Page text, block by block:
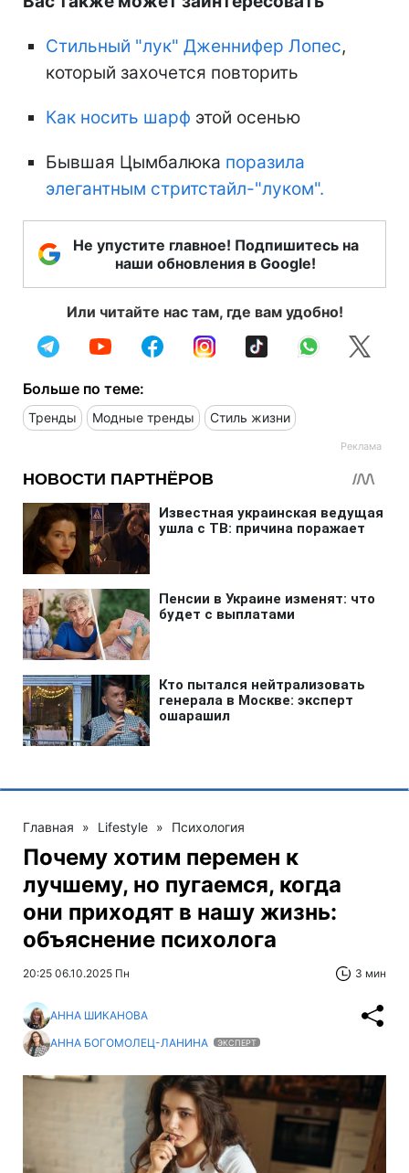
Стильный "лук" Дженнифер Лопес,
который захочется повторить
Как носить шарф этой осенью
Бывшая Цымбалюка поразила
элегантным стритстайл-"луком".
Не упустите главное! Подпишитесь на
наши обновления в Google!
Или читайте нас там, где вам удобно!
Больше по теме:
Тренды Модные тренды Стиль жизни
Главная » Lifestyle » Психология
Почему хотим перемен к
лучшему, но пугаемся, когда
они приходят в нашу жизнь:
объяснение психолога
20:25 06.10.2025 Пн 3 мин
АННА ШИКАНОВА
АННА БОГОМОЛЕЦ-ЛАНИНА
ЭКСПЕРТ